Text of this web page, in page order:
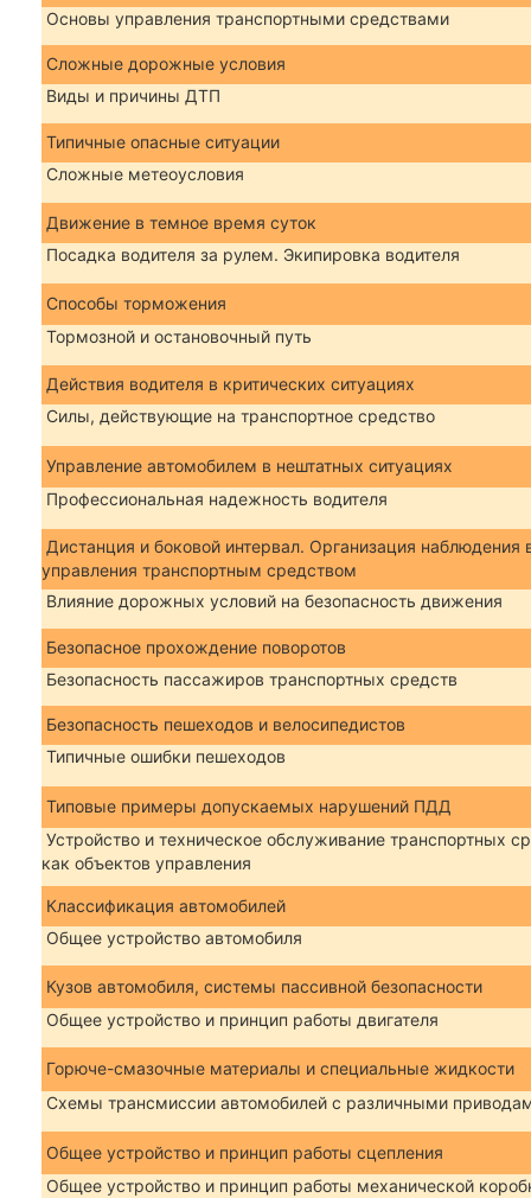
Основы управления транспортными средствами
Сложные дорожные условия
Виды и причины ДТП
Типичные опасные ситуации
Сложные метеоусловия
Движение в темное время суток
Посадка водителя за рулем. Экипировка водителя
Способы торможения
Тормозной и остановочный путь
Действия водителя в критических ситуациях
Силы, действующие на транспортное средство
Управление автомобилем в нештатных ситуациях
Профессиональная надежность водителя
Дистанция и боковой интервал. Организация наблюдения
управления транспортным средством
Влияние дорожных условий на безопасность движения
Безопасное прохождение поворотов
Безопасность пассажиров транспортных средств
Безопасность пешеходов и велосипедистов
Типичные ошибки пешеходов
Типовые примеры допускаемых нарушений ПДД
Устройство и техническое обслуживание транспортных
как объектов управления
Классификация автомобилей
Общее устройство автомобиля
Кузов автомобиля, системы пассивной безопасности
Общее устройство и принцип работы двигателя
Горюче-смазочные материалы и специальные жидкости
Схемы трансмиссии автомобилей с различными
Общее устройство и принцип работы сцепления
Общее устройство и принцип работы механической